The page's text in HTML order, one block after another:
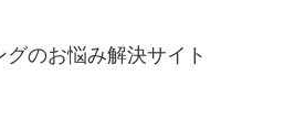
グのお悩み解決サイト